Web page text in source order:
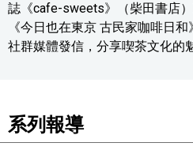
誌《cafe-sweets》（柴田書店
《今日也在東京 古民家咖啡日
社群媒體發信，分享喫茶文化的
系列報導